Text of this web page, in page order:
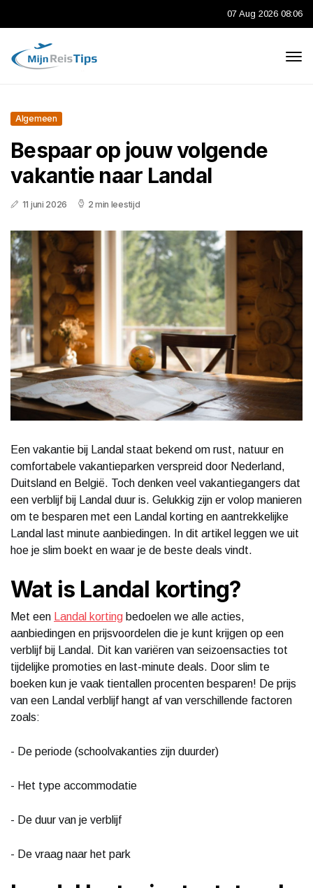
07 Aug 2026 08:06
Algemeen
Bespaar op jouw volgende
vakantie naar Landal
11 juni 2026 2 min leestijd
Een vakantie bij Landal staat bekend om rust, natuur en
comfortabele vakantieparken verspreid door Nederland,
Duitsland en België. Toch denken veel vakantiegangers dat
een verblijf bij Landal duur is. Gelukkig zijn er volop manieren
om te besparen met een Landal korting en aantrekkelijke
Landal last minute aanbiedingen. In dit artikel leggen we uit
hoe je slim boekt en waar je de beste deals vindt.
Wat is Landal korting?
Met een Landal korting bedoelen we alle acties,
aanbiedingen en prijsvoordelen die je kunt krijgen op een
verblijf bij Landal. Dit kan variëren van seizoensacties tot
tijdelijke promoties en last-minute deals. Door slim te
boeken kun je vaak tientallen procenten besparen! De prijs
van een Landal verblijf hangt af van verschillende factoren
zoals:
- De periode (schoolvakanties zijn duurder)
- Het type accommodatie
- De duur van je verblijf
- De vraag naar het park